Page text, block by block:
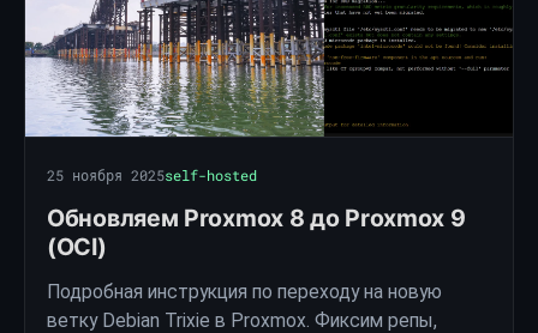
25 ноября 2025self-hosted
Обновляем Proxmox 8 до Proxmox 9
(OCI)
Подробная инструкция по переходу на новую
ветку Debian Trixie в Proxmox. Фиксим репы,